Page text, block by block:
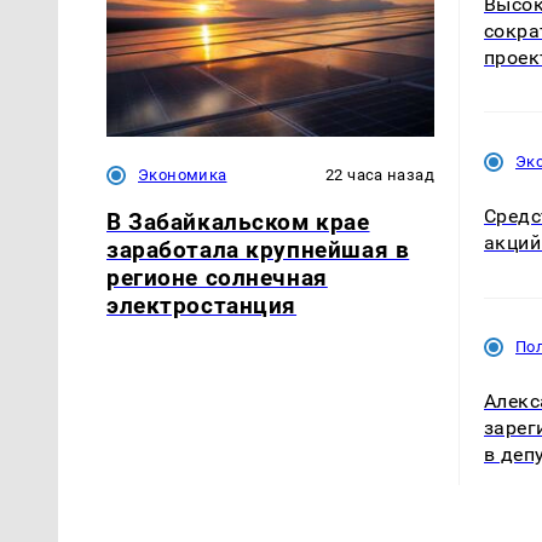
Экономика 22 часа назад
В Забайкальском крае
заработала крупнейшая в
регионе солнечная
электростанция
в